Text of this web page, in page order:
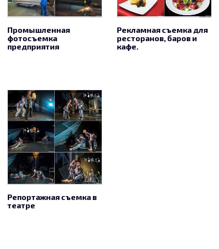
Промышленная
фотосъемка
предприятия
Рекламная съемка для
ресторанов, баров и
кафе.
Репортажная съемка в
театре